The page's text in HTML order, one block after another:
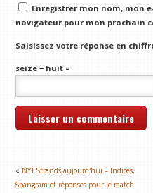
Enregistrer mon nom, mon
navigateur pour mon prochain
Saisissez votre réponse en
seize − huit =
« NYT Strands aujourd'hui – Indices,
Spangram et réponses pour le match